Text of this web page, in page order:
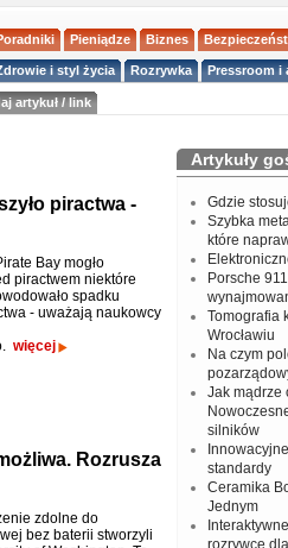
Pieniądze Biznes
i styl życia Rozrywka Pressroom i
artykuł / link
piractwa -
Bay mogło
piractwem niektóre
spadku
- uważają naukowcy
więcej
Rozrusza
zdolne do
bez baterii stworzyli
Artykuły
Gdzie
Szybka
które
Porsche
Tomografia
Wrocławiu
Na czym
Jak mądrze
silników
standardy
Ceramika
Jednym
rozrywce